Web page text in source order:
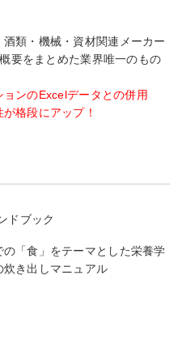
酒類・機械・資材関連メーカー
要をまとめた業界唯一のもの
ョンのExcelデータとの併用
格段にアップ！
ドブック
の「食」をテーマとした栄養学
炊き出しマニュアル